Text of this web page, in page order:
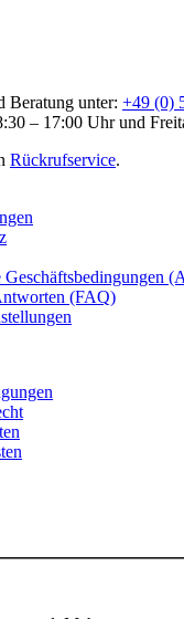
Beratung unter: +49 (0)
– 17:00 Uhr und
Rückrufservice.
(FAQ)